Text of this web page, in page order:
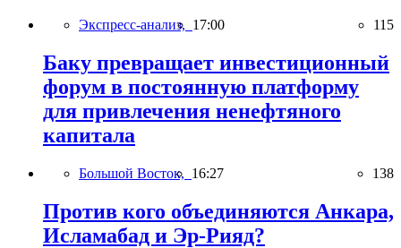
Экспресс-анализ, 17:00 115
Баку превращает инвестиционный
форум в постоянную платформу
для привлечения ненефтяного
капитала
Большой Восток, 16:27 138
Против кого объединяются Анкара,
Исламабад и Эр-Рияд?